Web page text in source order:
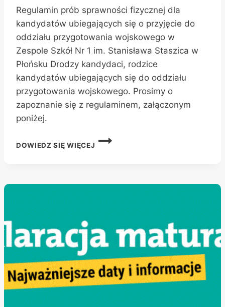
Regulamin prób sprawności fizycznej dla
kandydatów ubiegających się o przyjęcie do
oddziału przygotowania wojskowego w
Zespole Szkół Nr 1 im. Stanisława Staszica w
Płońsku Drodzy kandydaci, rodzice
kandydatów ubiegających się do oddziału
przygotowania wojskowego. Prosimy o
zapoznanie się z regulaminem, załączonym
poniżej.
DOWIEDZ SIĘ WIĘCEJ
REGULAMIN